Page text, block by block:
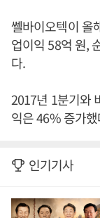
쎌바이오텍이 올
업이익 58억 원,
다.
2017년 1분기와
익은 46% 증가
인기기사